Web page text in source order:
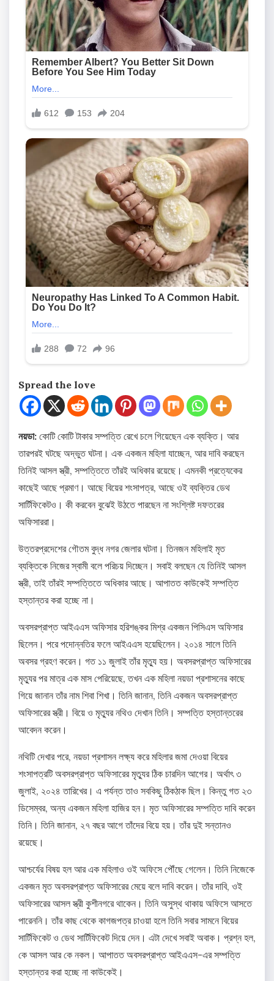
Spread the love
নয়ডা: কোটি কোটি টাকার সম্পত্তি রেখে চলে গিয়েছেন এক ব্যক্তি। আর
তারপরই ঘটছে অদ্ভুত ঘটনা। এক একজন মহিলা যাচ্ছেন, আর দাবি করছেন
তিনিই আসল স্ত্রী, সম্পত্তিতে তাঁরই অধিকার রয়েছে। এমনকী প্রত্যেকের
কাছেই আছে প্রমাণ। আছে বিয়ের শংসাপত্র, আছে ওই ব্যক্তির ডেথ
সার্টিফিকেটও। কী করবেন বুঝেই উঠতে পারছেন না সংশ্লিষ্ট দফতরের
অফিসাররা।
উত্তরপ্রদেশের গৌতম বুদ্ধ নগর জেলার ঘটনা। তিনজন মহিলাই মৃত
ব্যক্তিকে নিজের স্বামী বলে পরিচয় দিচ্ছেন। সবাই বলছেন যে তিনিই আসল
স্ত্রী, তাই তাঁরই সম্পত্তিতে অধিকার আছে। আপাতত কাউকেই সম্পত্তি
হস্তান্তর করা হচ্ছে না।
অবসরপ্রাপ্ত আইএএস অফিসার হরিশঙ্কর মিশ্র একজন পিসিএস অফিসার
ছিলেন। পরে পদোন্নতির ফলে আইএএস হয়েছিলেন। ২০১৪ সালে তিনি
অবসর গ্রহণ করেন। গত ১১ জুলাই তাঁর মৃত্যু হয়। অবসরপ্রাপ্ত অফিসারের
মৃত্যুর পর মাত্র এক মাস পেরিয়েছে, তখন এক মহিলা নয়ডা প্রশাসনের কাছে
গিয়ে জানান তাঁর নাম শিবা শিখা। তিনি জানান, তিনি একজন অবসরপ্রাপ্ত
অফিসারের স্ত্রী। বিয়ে ও মৃত্যুর নথিও দেখান তিনি। সম্পত্তি হস্তান্তরের
আবেদন করেন।
নথিটি দেখার পরে, নয়ডা প্রশাসন লক্ষ্য করে মহিলার জমা দেওয়া বিয়ের
শংসাপত্রটি অবসরপ্রাপ্ত অফিসারের মৃত্যুর ঠিক চারদিন আগের। অর্থাৎ ৩
জুলাই, ২০২৪ তারিখের। এ পর্যন্ত তাও সবকিছু ঠিকঠাক ছিল। কিন্তু গত ২৩
ডিসেম্বর, অন্য একজন মহিলা হাজির হন। মৃত অফিসারের সম্পত্তি দাবি করেন
তিনি। তিনি জানান, ২৭ বছর আগে তাঁদের বিয়ে হয়। তাঁর দুই সন্তানও
রয়েছে।
আশ্চর্যের বিষয় হল আর এক মহিলাও ওই অফিসে পৌঁছে গেলেন। তিনি নিজেকে
একজন মৃত অবসরপ্রাপ্ত অফিসারের মেয়ে বলে দাবি করেন। তাঁর দাবি, ওই
অফিসারের আসল স্ত্রী কুশীনগরে থাকেন। তিনি অসুস্থ থাকায় অফিসে আসতে
পারেননি। তাঁর কাছ থেকে কাগজপত্র চাওয়া হলে তিনি সবার সামনে বিয়ের
সার্টিফিকেট ও ডেথ সার্টিফিকেট দিয়ে দেন। এটা দেখে সবাই অবাক। প্রশ্ন হল,
কে আসল আর কে নকল। আপাতত অবসরপ্রাপ্ত আইএএস-এর সম্পত্তি
হস্তান্তর করা হচ্ছে না কাউকেই।